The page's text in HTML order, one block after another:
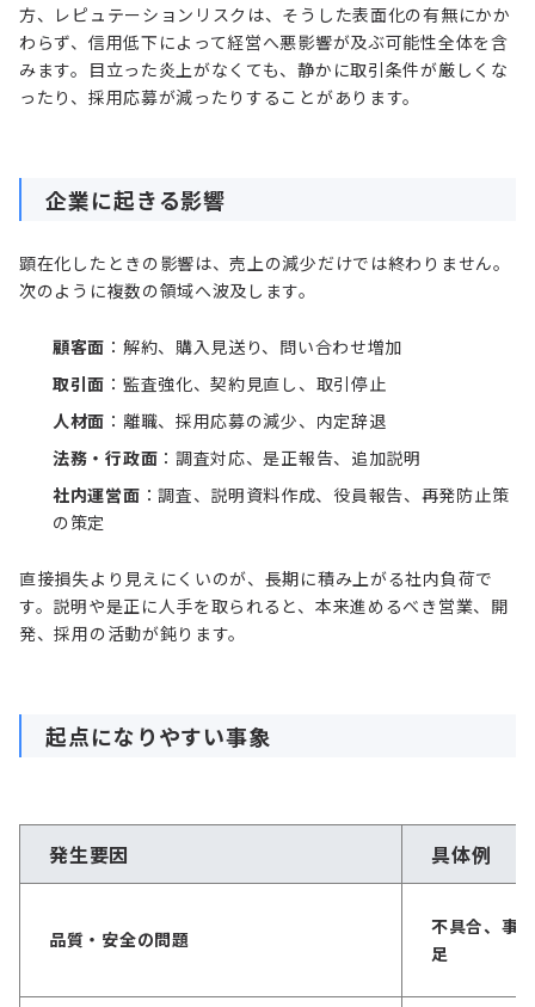
方、レピュテーションリスクは、そうした表面化の有無にかか
わらず、信用低下によって経営へ悪影響が及ぶ可能性全体を含
みます。目立った炎上がなくても、静かに取引条件が厳しくな
ったり、採用応募が減ったりすることがあります。
企業に起きる影響
顕在化したときの影響は、売上の減少だけでは終わりません。
次のように複数の領域へ波及します。
顧客面 ：解約、購入見送り、問い合わせ増加
取引面 ：監査強化、契約見直し、取引停止
人材面 ：離職、採用応募の減少、内定辞退
法務・行政面 ：調査対応、是正報告、追加説明
社内運営面 ：調査、説明資料作成、役員報告、再発防止策
の策定
直接損失より見えにくいのが、長期に積み上がる社内負荷で
す。説明や是正に人手を取られると、本来進めるべき営業、開
発、採用の活動が鈍ります。
起点になりやすい事象
発生要因 具体例
品質・安全の問題
不具合、事
足